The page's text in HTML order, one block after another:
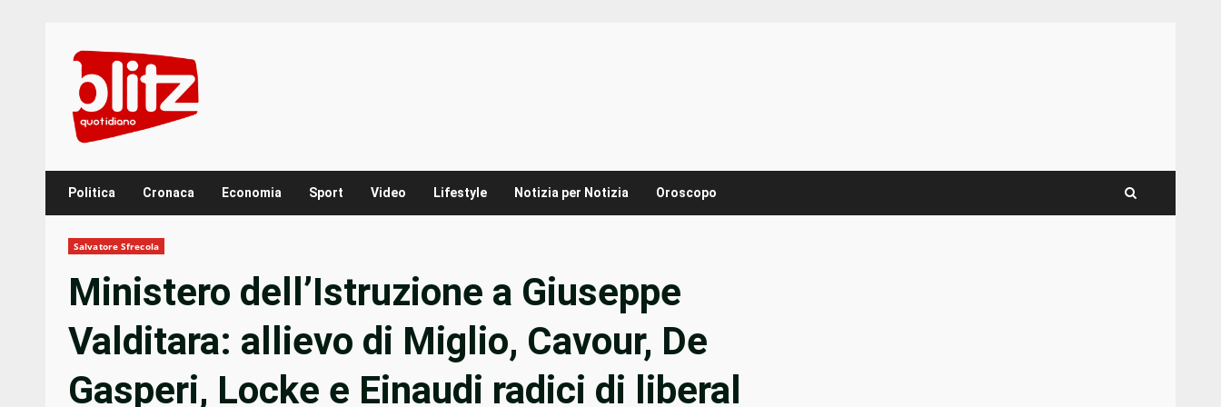
content
Politica Cronaca Economia Sport Video Lifestyle Notizia per Notizia Oroscopo
Salvatore Sfrecola
Ministero dell’Istruzione a Giuseppe
Valditara: allievo di Miglio, Cavour, De
Gasperi, Locke e Einaudi radici di liberal